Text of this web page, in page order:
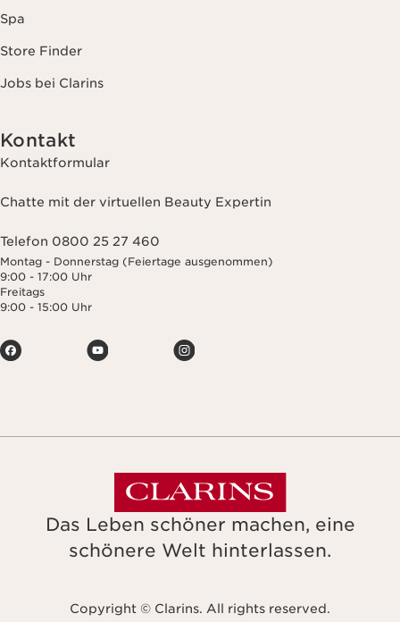
Spa
Store Finder
Jobs bei Clarins
Kontakt
Kontaktformular
Chatte mit der virtuellen Beauty Expertin
Telefon 0800 25 27 460
Montag - Donnerstag (Feiertage ausgenommen)
9:00 - 17:00 Uhr
Freitags
9:00 - 15:00 Uhr
Das Leben schöner machen, eine
schönere Welt hinterlassen.
Copyright © Clarins. All rights reserved.